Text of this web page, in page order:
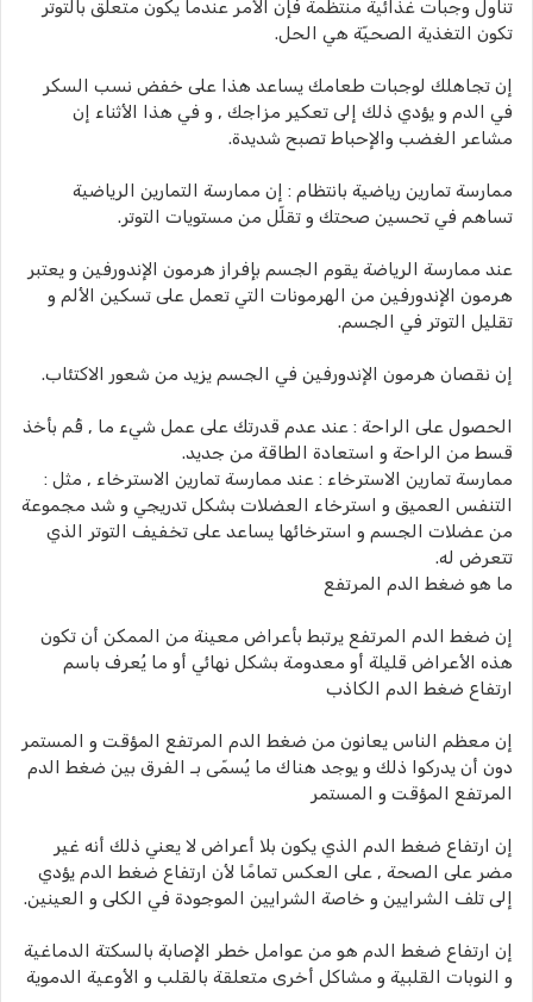
تناول وجبات غذائية منتظمة فإن الأمر عندما يكون متعلّق بالتوتر
تكون التغذية الصحيّة هي الحل.
إن تجاهلك لوجبات طعامك يساعد هذا على خفض نسب السكر
في الدم و يؤدي ذلك إلى تعكير مزاجك , و في هذا الأثناء إن
مشاعر الغضب والإحباط تصبح شديدة.
ممارسة تمارين رياضية بانتظام : إن ممارسة التمارين الرياضية
تساهم في تحسين صحتك و تقلّل من مستويات التوتر.
عند ممارسة الرياضة يقوم الجسم بإفراز هرمون الإندورفين و يعتبر
هرمون الإندورفين من الهرمونات التي تعمل على تسكين الألم و
تقليل التوتر في الجسم.
إن نقصان هرمون الإندورفين في الجسم يزيد من شعور الاكتئاب.
الحصول على الراحة : عند عدم قدرتك على عمل شيء ما , قُم بأخذ
قسط من الراحة و استعادة الطاقة من جديد.
ممارسة تمارين الاسترخاء : عند ممارسة تمارين الاسترخاء , مثل :
التنفس العميق و استرخاء العضلات بشكل تدريجي و شد مجموعة
من عضلات الجسم و استرخائها يساعد على تخفيف التوتر الذي
تتعرض له.
ما هو ضغط الدم المرتفع
إن ضغط الدم المرتفع يرتبط بأعراض معينة من الممكن أن تكون
هذه الأعراض قليلة أو معدومة بشكل نهائي أو ما يُعرف باسم
ارتفاع ضغط الدم الكاذب
إن معظم الناس يعانون من ضغط الدم المرتفع المؤقت و المستمر
دون أن يدركوا ذلك و يوجد هناك ما يُسمّى بـ الفرق بين ضغط الدم
المرتفع المؤقت و المستمر
إن ارتفاع ضغط الدم الذي يكون بلا أعراض لا يعني ذلك أنه غير
مضر على الصحة , على العكس تمامًا لأن ارتفاع ضغط الدم يؤدي
إلى تلف الشرايين و خاصة الشرايين الموجودة في الكلى و العينين.
إن ارتفاع ضغط الدم هو من عوامل خطر الإصابة بالسكتة الدماغية
و النوبات القلبية و مشاكل أخرى متعلقة بالقلب و الأوعية الدموية